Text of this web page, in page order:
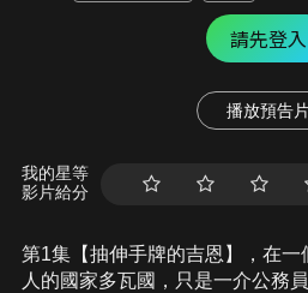
請先登入
播放預告
我的星等
影片給分
第1集【抽伸手牌的吉恩】，在一
人的國家多瓦國，只是一介公務